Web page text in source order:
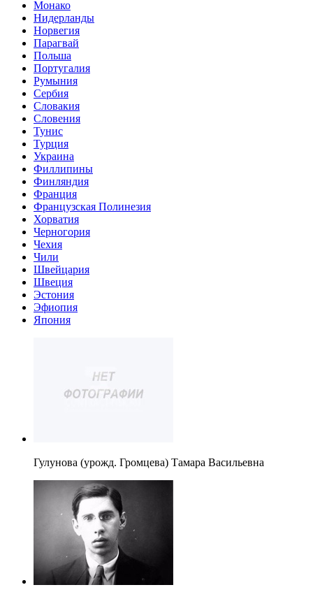
Монако
Нидерланды
Норвегия
Парагвай
Польша
Португалия
Румыния
Сербия
Словакия
Словения
Тунис
Турция
Украина
Филлипины
Финляндия
Франция
Французская Полинезия
Хорватия
Черногория
Чехия
Чили
Швейцария
Швеция
Эстония
Эфиопия
Япония
Гулунова (урожд. Громцева) Тамара Васильевна